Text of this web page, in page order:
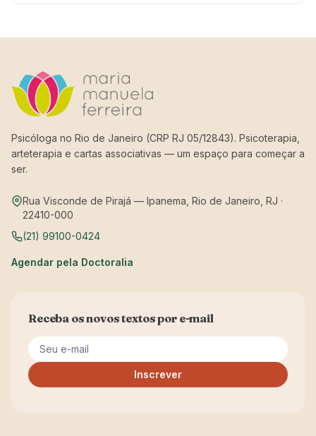
Psicóloga no Rio de Janeiro (CRP RJ 05/12843). Psicoterapia,
arteterapia e cartas associativas — um espaço para começar a
ser.
Rua Visconde de Pirajá — Ipanema, Rio de Janeiro, RJ ·
22410-000
(21) 99100-0424
Agendar pela Doctoralia
Receba os novos textos por e-mail
Seu e-mail
Inscrever